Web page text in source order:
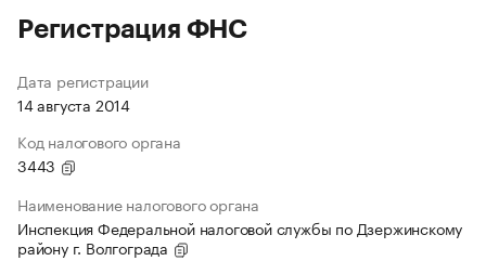
Регистрация ФНС
Дата регистрации
14 августа 2014
Код налогового органа
3443
Наименование налогового органа
Инспекция Федеральной налоговой службы по Дзержинскому
району г. Волгограда